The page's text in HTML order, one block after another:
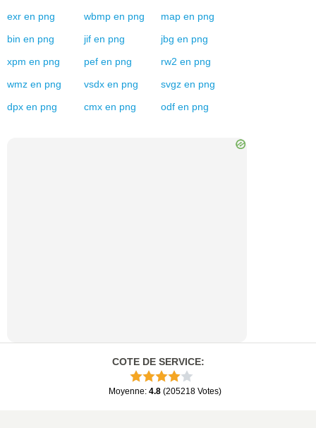
exr en png wbmp en png map en png
bin en png jif en png jbg en png
xpm en png pef en png rw2 en png
wmz en png vsdx en png svgz en png
dpx en png cmx en png odf en png
COTE DE SERVICE:
Moyenne: 4.8 (205218 Votes)